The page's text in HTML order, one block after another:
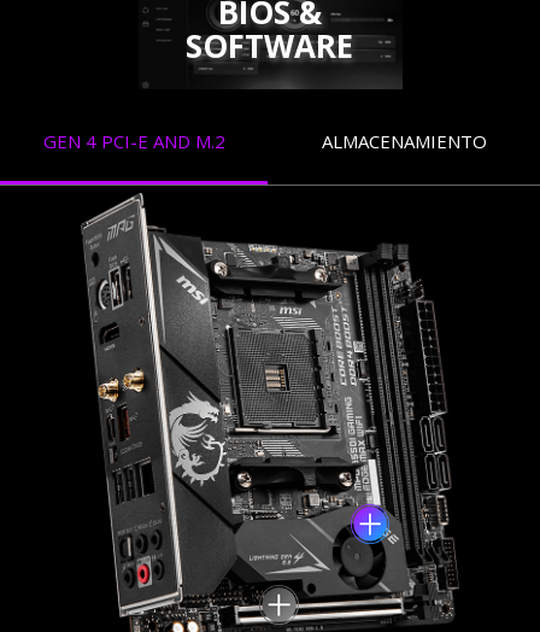
BIOS &
SOFTWARE
GEN 4 PCI-E AND M.2 ALMACENAMIENTO